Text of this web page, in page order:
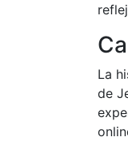
La
de